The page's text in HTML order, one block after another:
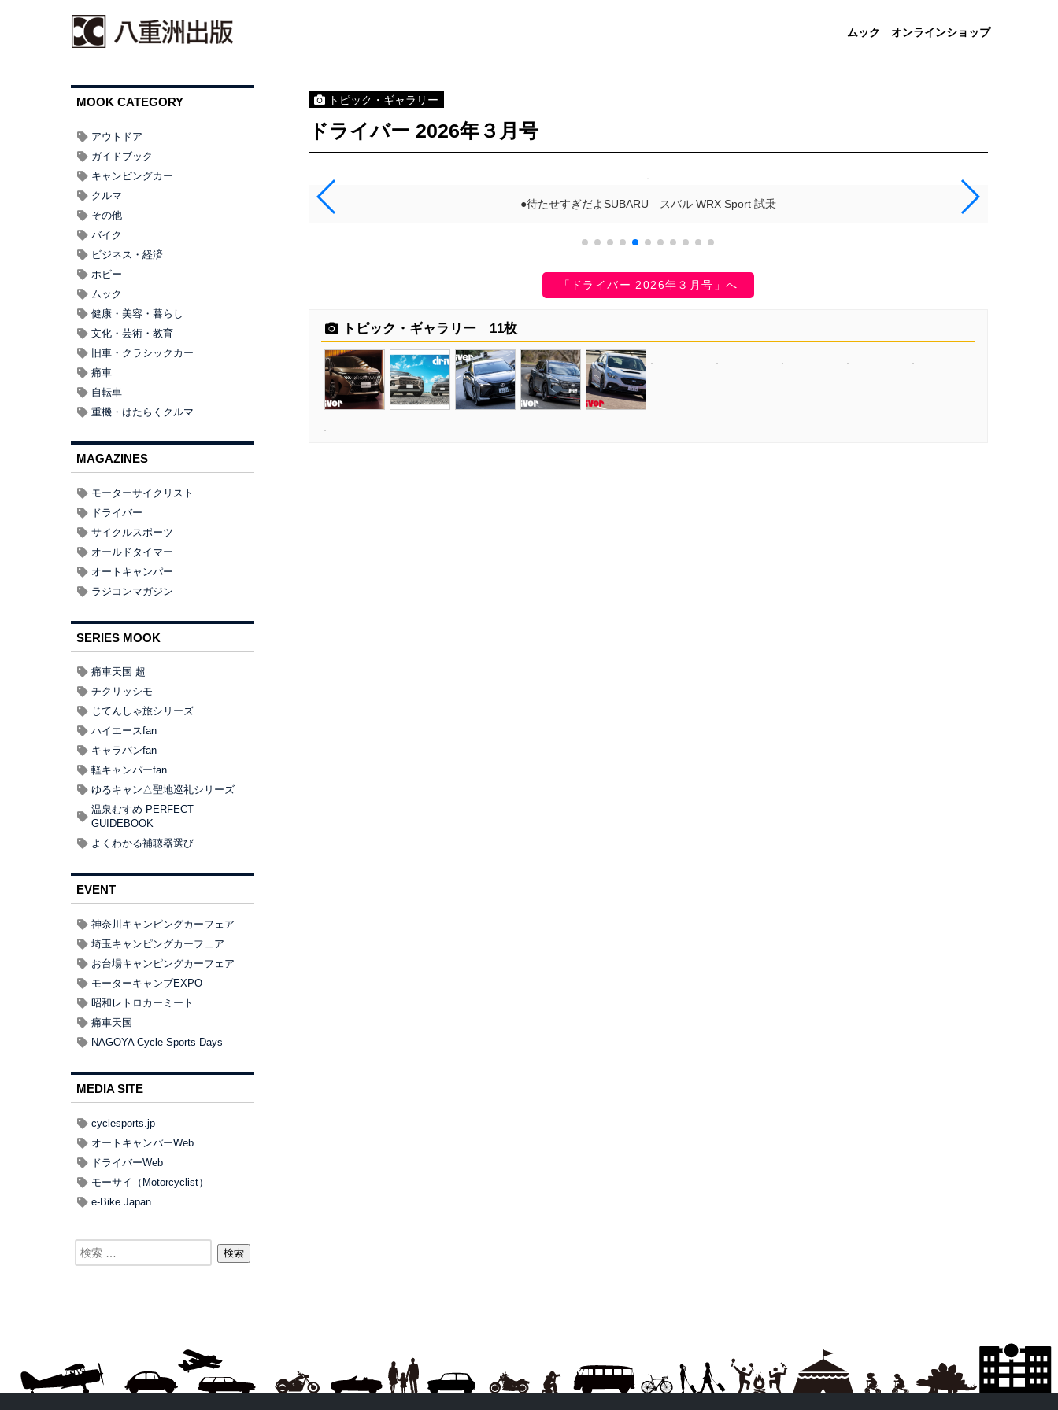
ムック オンラインショップ
トピック・ギャラリー
ドライバー 2026年３月号
エクストレイル ニスモ 試乗
●待たせすぎだよSUBARU スバル WRX Sport 試乗
「ドライバー 2026年３月号」へ
トピック・ギャラリー 11枚
MOOK CATEGORY
アウトドア
ガイドブック
キャンピングカー
クルマ
その他
バイク
ビジネス・経済
ホビー
ムック
健康・美容・暮らし
文化・芸術・教育
旧車・クラシックカー
痛車
自転車
重機・はたらくクルマ
MAGAZINES
モーターサイクリスト
ドライバー
サイクルスポーツ
オールドタイマー
オートキャンパー
ラジコンマガジン
SERIES MOOK
痛車天国 超
チクリッシモ
じてんしゃ旅シリーズ
ハイエースfan
キャラバンfan
軽キャンパーfan
ゆるキャン△聖地巡礼シリーズ
温泉むすめ PERFECT
GUIDEBOOK
よくわかる補聴器選び
EVENT
神奈川キャンピングカーフェア
埼玉キャンピングカーフェア
お台場キャンピングカーフェア
モーターキャンプEXPO
昭和レトロカーミート
痛車天国
NAGOYA Cycle Sports Days
MEDIA SITE
cyclesports.jp
オートキャンパーWeb
ドライバーWeb
モーサイ（Motorcyclist）
e-Bike Japan